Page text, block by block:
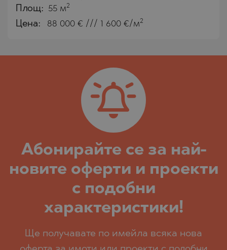
Площ: 55 м2
Цена: 88 000 € /// 1 600 €/м2
Абoнирайте се за най-
новите оферти и проекти
с подобни
характеристики!
Ще получавате по имейла всяка нова